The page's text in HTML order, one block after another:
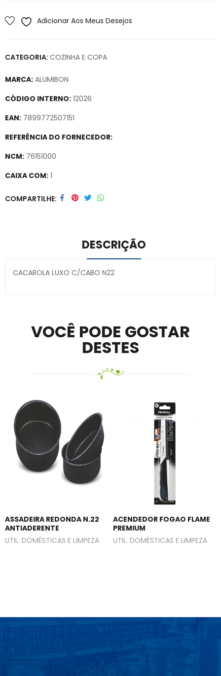
Adicionar Aos Meus Desejos
CATEGORIA: COZINHA E COPA
MARCA: ALUMIBON
CÓDIGO INTERNO: 12026
EAN: 7899772507151
REFERÊNCIA DO FORNECEDOR:
NCM: 76151000
CAIXA COM: 1
Secure crypto portfolio manager for desktops and mobile –
COMPARTILHE
DESCRIÇÃO
CACAROLA LUXO C/CABO N22
VOCÊ PODE GOSTAR
DESTES
ASSADEIRA REDONDA N.22
ANTIADERENTE
UTIL. DOMÉSTICAS E LIMPEZA
ACENDEDOR FOGAO FLAME
PREMIUM
UTIL. DOMÉSTICAS E LIMPEZA